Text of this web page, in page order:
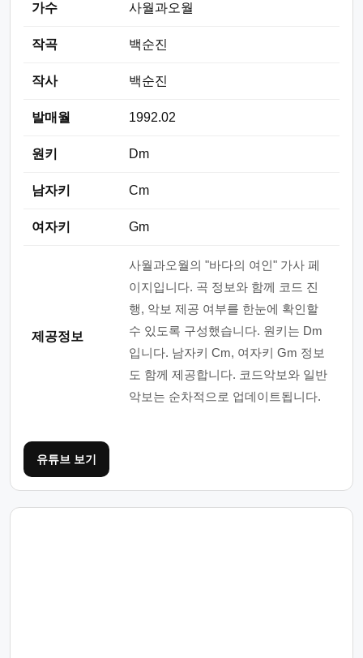
가수 사월과오월
작곡 백순진
작사 백순진
발매월 1992.02
원키 Dm
남자키 Cm
여자키 Gm
제공정보
사월과오월의 "바다의 여인" 가사 페
이지입니다. 곡 정보와 함께 코드 진
행, 악보 제공 여부를 한눈에 확인할
수 있도록 구성했습니다. 원키는 Dm
입니다. 남자키 Cm, 여자키 Gm 정보
도 함께 제공합니다. 코드악보와 일반
악보는 순차적으로 업데이트됩니다.
유튜브 보기